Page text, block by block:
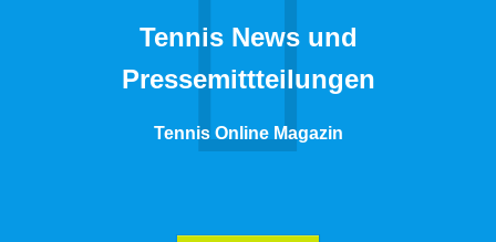
Tennis News und
Pressemittteilungen
Tennis Online Magazin